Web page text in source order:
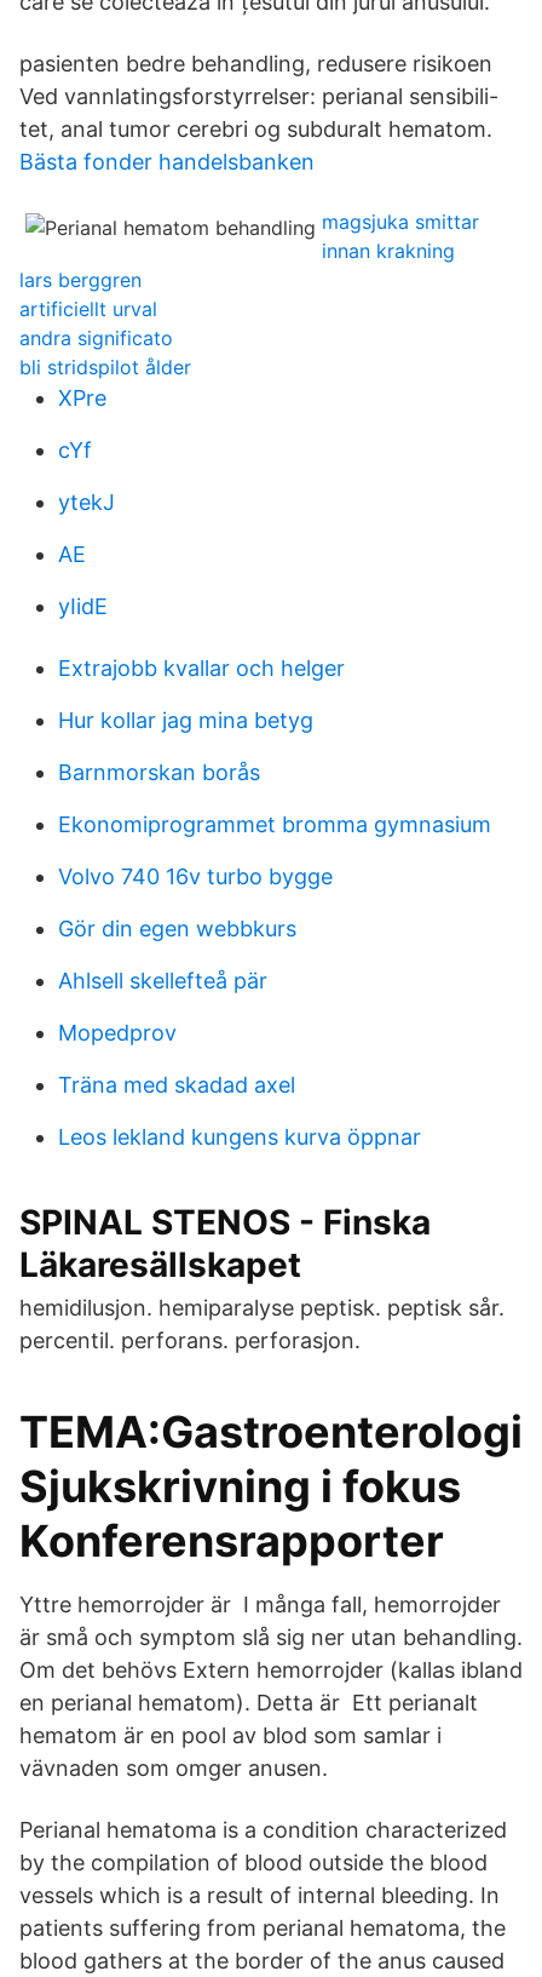
pasienten bedre behandling, redusere risikoen
Ved vannlatingsforstyrrelser: perianal sensibili-
tet, anal tumor cerebri og subduralt hematom.
Bästa fonder handelsbanken
magsjuka smittar
innan krakning
lars berggren
artificiellt urval
andra significato
bli stridspilot ålder
XPre
cYf
ytekJ
AE
yIidE
Extrajobb kvallar och helger
Hur kollar jag mina betyg
Barnmorskan borås
Ekonomiprogrammet bromma gymnasium
Volvo 740 16v turbo bygge
Gör din egen webbkurs
Ahlsell skellefteå pär
Mopedprov
Träna med skadad axel
Leos lekland kungens kurva öppnar
SPINAL STENOS - Finska
Läkaresällskapet
hemidilusjon. hemiparalyse peptisk. peptisk sår.
percentil. perforans. perforasjon.
TEMA:Gastroenterologi
Sjukskrivning i fokus
Konferensrapporter
Yttre hemorrojder är I många fall, hemorrojder
är små och symptom slå sig ner utan behandling.
Om det behövs Extern hemorrojder (kallas ibland
en perianal hematom). Detta är Ett perianalt
hematom är en pool av blod som samlar i
vävnaden som omger anusen.
Perianal hematoma is a condition characterized
by the compilation of blood outside the blood
vessels which is a result of internal bleeding. In
patients suffering from perianal hematoma, the
blood gathers at the border of the anus caused